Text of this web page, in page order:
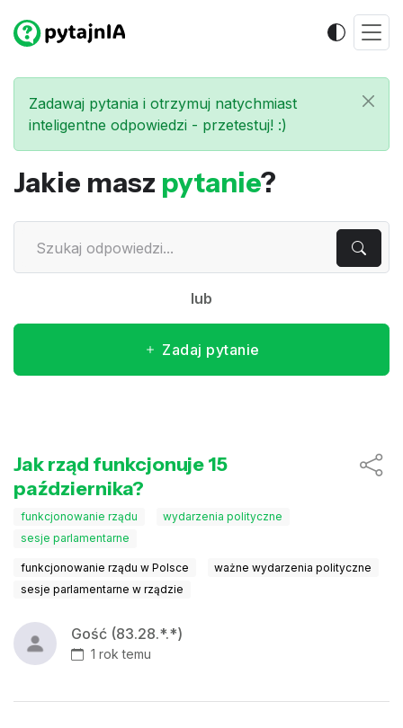
Zadawaj pytania i otrzymuj natychmiast
inteligentne odpowiedzi - przetestuj! :)
Jakie masz pytanie?
lub
Zadaj pytanie
Jak rząd funkcjonuje 15
października?
funkcjonowanie rządu
wydarzenia polityczne
sesje parlamentarne
funkcjonowanie rządu w Polsce
ważne wydarzenia polityczne
sesje parlamentarne w rządzie
Gość (83.28.*.*)
1 rok temu